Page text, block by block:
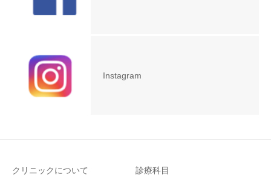
Instagram
クリニックについて 診療科目